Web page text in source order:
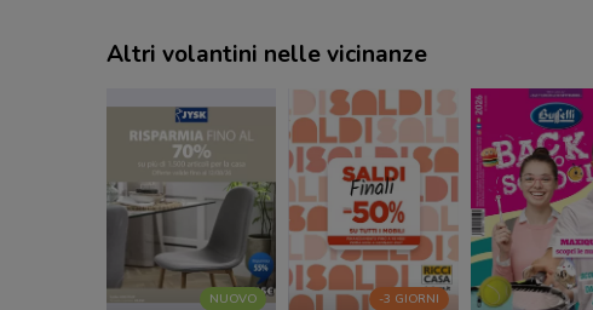
Altri volantini nelle vicinanze
NUOVO -3 GIORNI